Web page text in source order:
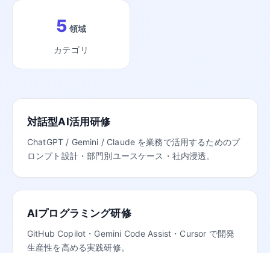
5 領域
カテゴリ
対話型AI活用研修
ChatGPT / Gemini / Claude を業務で活用するためのプ
ロンプト設計・部門別ユースケース・社内浸透。
AIプログラミング研修
GitHub Copilot・Gemini Code Assist・Cursor で開発
生産性を高める実践研修。